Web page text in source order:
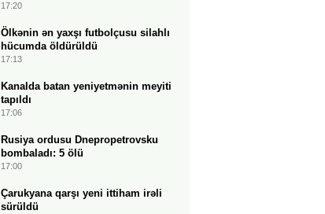
17:20
Ölkənin ən yaxşı futbolçusu silahlı
hücumda öldürüldü
17:13
Kanalda batan yeniyetmənin meyiti
tapıldı
17:06
Rusiya ordusu Dnepropetrovsku
bombaladı: 5 ölü
17:00
Çarukyana qarşı yeni ittiham irəli
sürüldü